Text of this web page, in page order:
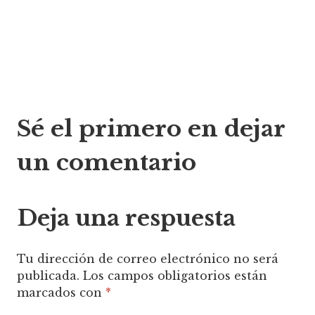
de
Sé el primero en dejar
un comentario
Deja una respuesta
Tu dirección de correo electrónico no será
publicada. Los campos obligatorios están
marcados con *